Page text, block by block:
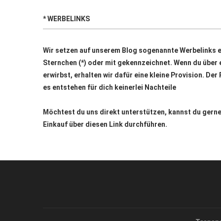
* WERBELINKS
Wir setzen auf unserem Blog sogenannte Werbelinks
Sternchen (*) oder mit gekennzeichnet. Wenn du
erwirbst, erhalten wir dafür eine kleine Provision. Der
es entstehen für dich keinerlei Nachteile
Möchtest du uns direkt unterstützen, kannst du
Einkauf über diesen Link durchführen.